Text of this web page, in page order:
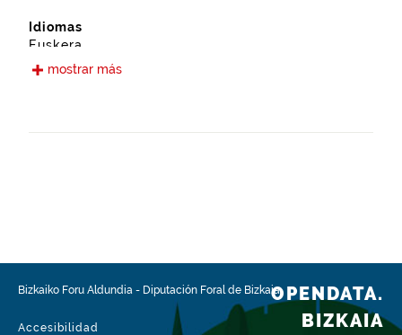
Idiomas
Euskera
Castellano
Fecha de modificación del conjunto de datos
04-08-2026
mostrar más
Bizkaiko Foru Aldundia - Diputación Foral de Bizkaia
Accesibilidad
OPENDATA.
BIZKAIA